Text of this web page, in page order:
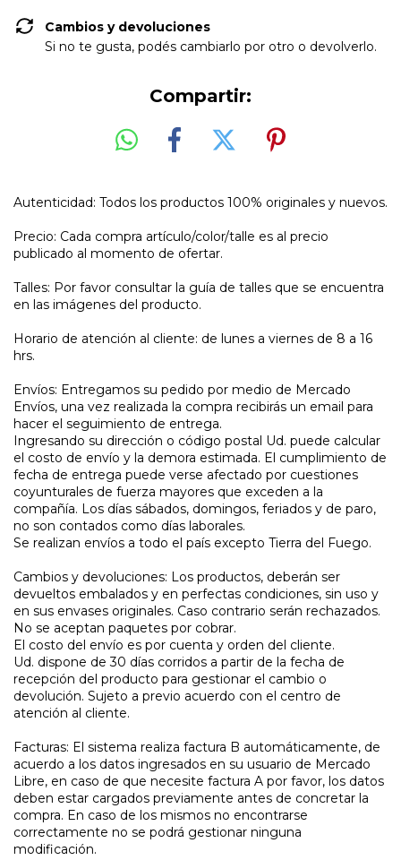
Cambios y devoluciones
Si no te gusta, podés cambiarlo por otro o devolverlo.
Compartir:
Autenticidad: Todos los productos 100% originales y nuevos.
Precio: Cada compra artículo/color/talle es al precio
publicado al momento de ofertar.
Talles: Por favor consultar la guía de talles que se encuentra
en las imágenes del producto.
Horario de atención al cliente: de lunes a viernes de 8 a 16
hrs.
Envíos: Entregamos su pedido por medio de Mercado
Envíos, una vez realizada la compra recibirás un email para
hacer el seguimiento de entrega.
Ingresando su dirección o código postal Ud. puede calcular
el costo de envío y la demora estimada. El cumplimiento de
fecha de entrega puede verse afectado por cuestiones
coyunturales de fuerza mayores que exceden a la
compañía. Los días sábados, domingos, feriados y de paro,
no son contados como días laborales.
Se realizan envíos a todo el país excepto Tierra del Fuego.
Cambios y devoluciones: Los productos, deberán ser
devueltos embalados y en perfectas condiciones, sin uso y
en sus envases originales. Caso contrario serán rechazados.
No se aceptan paquetes por cobrar.
El costo del envío es por cuenta y orden del cliente.
Ud. dispone de 30 días corridos a partir de la fecha de
recepción del producto para gestionar el cambio o
devolución. Sujeto a previo acuerdo con el centro de
atención al cliente.
Facturas: El sistema realiza factura B automáticamente, de
acuerdo a los datos ingresados en su usuario de Mercado
Libre, en caso de que necesite factura A por favor, los datos
deben estar cargados previamente antes de concretar la
compra. En caso de los mismos no encontrarse
correctamente no se podrá gestionar ninguna
modificación.